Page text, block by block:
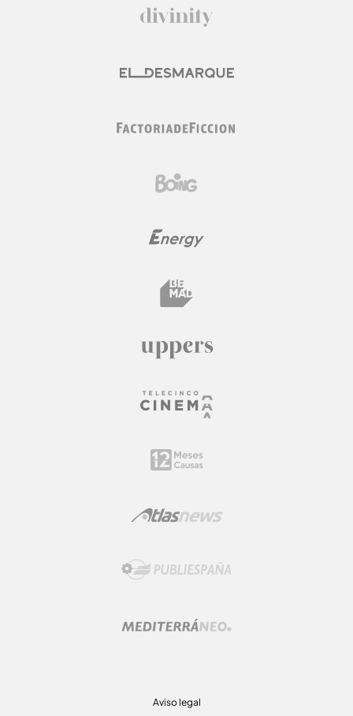
Aviso legal